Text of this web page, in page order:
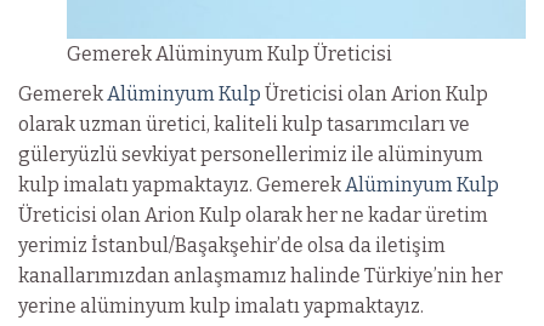
Gemerek Alüminyum Kulp Üreticisi
GemerekAlüminyum Kulp Üreticisi olan Arion Kulp
olarak uzman üretici, kaliteli kulp tasarımcıları ve
güleryüzlü sevkiyat personellerimiz ile alüminyum
kulp imalatı yapmaktayız. GemerekAlüminyum Kulp
Üreticisi olan Arion Kulp olarak her ne kadar üretim
yerimiz İstanbul/Başakşehir’de olsa da iletişim
kanallarımızdan anlaşmamız halinde Türkiye’nin her
yerine alüminyum kulp imalatı yapmaktayız.